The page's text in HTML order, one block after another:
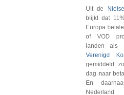
Uit de
blijkt dat
Europa
of VOD
landen als
Verenigd
gemiddeld
dag naar
En